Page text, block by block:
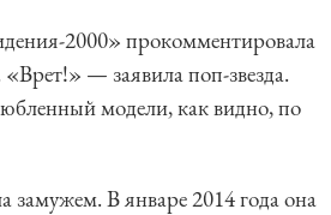
2000» прокомментировала
— заявила поп-звезда.
модели, как видно, по
замужем. В январе 2014 года она